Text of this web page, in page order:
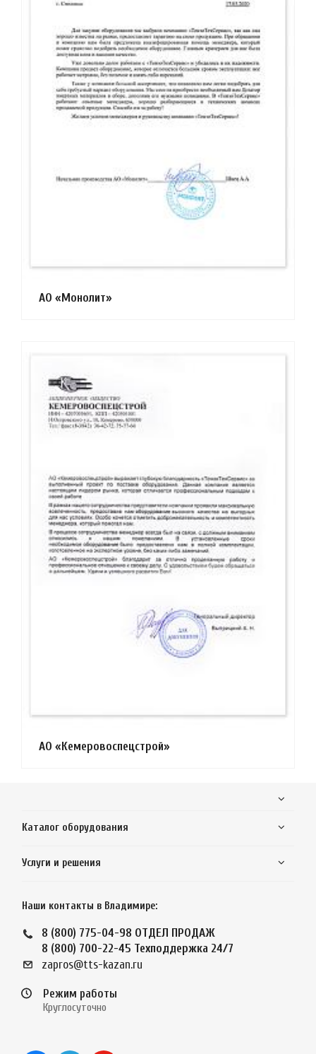
АО «Монолит»
АО «Кемеровоспецстрой»
Каталог оборудования
Услуги и решения
Наши контакты в Владимире:
8 (800) 775-04-98 ОТДЕЛ ПРОДАЖ
8 (800) 700-22-45 Техподдержка 24/7
zapros@tts-kazan.ru
Режим работы
Круглосуточно